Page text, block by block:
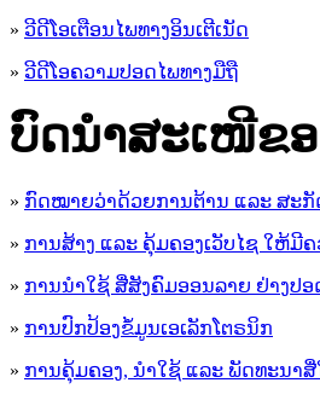
» ວີດີໂອເຕືອນໄພທາງອິນເຕີເນັດ
» ວ​ີ​ດີ​ໂອ​ຄວາມ​ປອດ​ໄພ​ທາງ​ມື​ຖື
ບົດນຳສະເໜີຂອ
» ກົດໝາຍວ່າດ້ວຍການຕ້ານ ແລະ ສະກັ
» ການສ້າງ ແລະ ຄຸ້ມຄອງເວັບໄຊ ໃຫ້ມີ
» ການນຳໃຊ້ ສື່ສັງຄົມອອນລາຍ ຢ່າງປອ
» ການ​ປົກ​ປ້ອງ​ຂໍ້​ມູນ​ເອ​ເລັກ​ໂຕ​ຣ​ນິກ
» ການຄຸ້ມຄອງ, ນໍາໃຊ້ ແລະ ພັດທະນາ